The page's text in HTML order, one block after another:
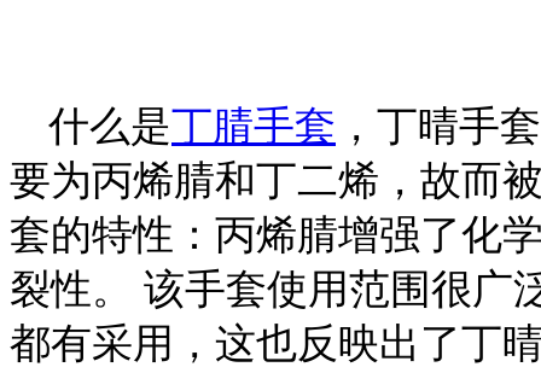
什么是丁腈手套 ， 丁晴手
要为丙烯腈和丁二烯，故而
套的特性：丙烯腈增强了化
裂性。 该手套使用范围很广
都有采用，这也反映出了丁